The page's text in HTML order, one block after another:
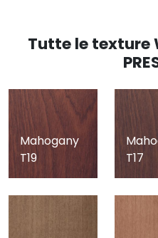
Tutte le texture
Mahogany
T19
T17